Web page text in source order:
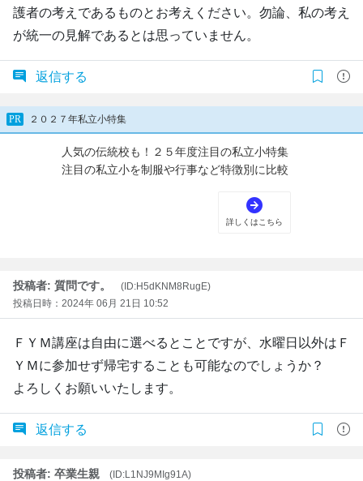
護者の考えであるものとお考えください。勿論、私の考え
が統一の見解であるとは思っていません。
返信する
投稿者: 質問です。
(ID:H5dKNM8RugE)
投稿日時：2024年 06月 21日 10:52
ＦＹＭ講座は自由に選べるとことですが、水曜日以外はＦ
ＹＭに参加せず帰宅することも可能なのでしょうか？
よろしくお願いいたします。
返信する
投稿者: 卒業生親 (ID:L1NJ9MIg91A)